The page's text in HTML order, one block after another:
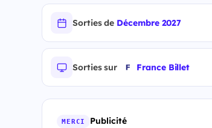
Sorties de Décembre 2027
Sorties sur France Billet
MERCI Publicité